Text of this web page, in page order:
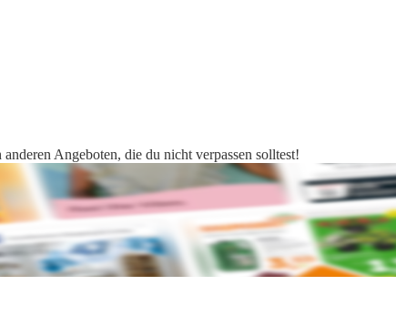
Angeboten, die du nicht verpassen solltest!